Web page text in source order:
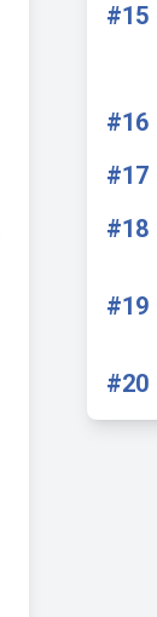
#15
#16
#17
#18
#19
#20